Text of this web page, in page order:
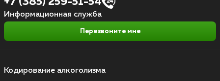
Кодирование алкоголизма
Информационная служба
Перезвоните мне